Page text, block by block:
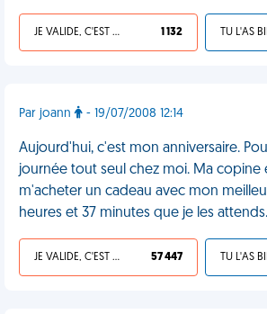
JE VALIDE, C'EST UNE VDM 1 132
Par joann - 19/07/2008 12:14
Aujourd'hui, c'est mon anniversaire.
journée tout seul chez moi. Ma copine
m'acheter un cadeau avec mon
heures et 37 minutes que je les
JE VALIDE, C'EST UNE VDM 57 447